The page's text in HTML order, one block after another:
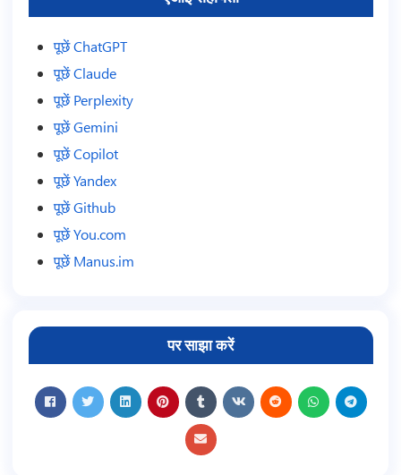
पूछें ChatGPT
पूछें Claude
पूछें Perplexity
पूछें Gemini
पूछें Copilot
पूछें Yandex
पूछें Github
पूछें You.com
पूछें Manus.im
पर साझा करें